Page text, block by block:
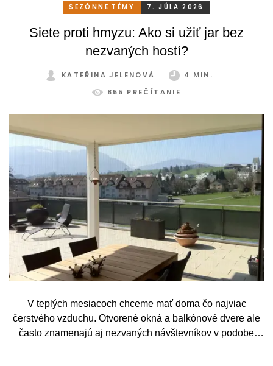
stačí relatívne málo. So správnym, praktickým a šikovným
pohodlne a bez obmedzení po celý rok.
SEZÓNNE TÉMY 7. JÚLA 2026
Siete proti hmyzu: Ako si užiť jar bez
nezvaných hostí?
KATEŘINA JELENOVÁ
4 MIN.
855 PREČÍTANIE
V teplých mesiacoch chceme mať doma čo najviac
čerstvého vzduchu. Otvorené okná a balkónové dvere ale
často znamenajú aj nezvaných návštevníkov v podobe